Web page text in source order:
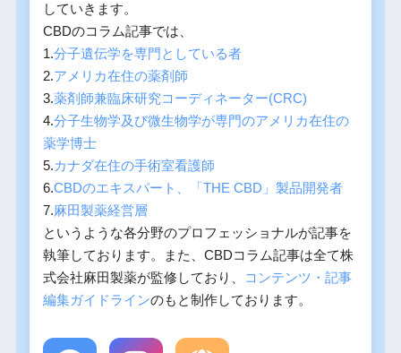
していきます。
CBDのコラム記事では、
1.分子遺伝学を専門としている者
2.アメリカ在住の薬剤師
3.薬剤師兼臨床研究コーディネーター(CRC)
4.分子生物学及び微生物学が専門のアメリカ在住の
薬学博士
5.カナダ在住の手術室看護師
6.CBDのエキスパート、「THE CBD」製品開発者
7.麻田製薬経営層
というような各分野のプロフェッショナルが記事を
執筆しております。また、CBDコラム記事は全て株
式会社麻田製薬が監修しており、
コンテンツ・記事
編集ガイドラインのもと制作しております。